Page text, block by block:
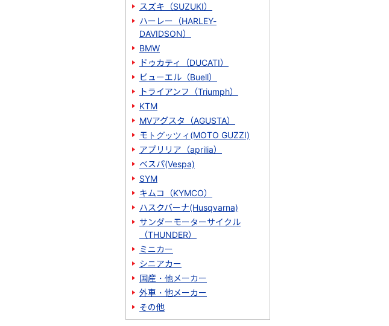
スズキ（SUZUKI）
ハーレー（HARLEY-
DAVIDSON）
BMW
ドゥカティ（DUCATI）
ビューエル（Buell）
トライアンフ（Triumph）
KTM
MVアグスタ（AGUSTA）
モトグッツィ(MOTO GUZZI)
アプリリア（aprilia）
ベスパ(Vespa)
SYM
キムコ（KYMCO）
ハスクバーナ(Husqvarna)
サンダーモーターサイクル
（THUNDER）
ミニカー
シニアカー
国産・他メーカー
外車・他メーカー
その他